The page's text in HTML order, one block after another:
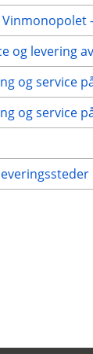
og levering
og service
og service